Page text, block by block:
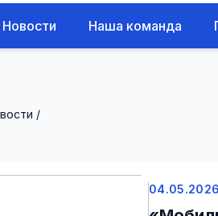
Новости Наша команда
/
04.05.2026